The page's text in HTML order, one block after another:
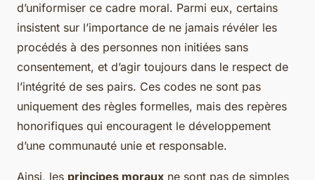
d’uniformiser ce cadre moral. Parmi eux, certains
insistent sur l’importance de ne jamais révéler les
procédés à des personnes non initiées sans
consentement, et d’agir toujours dans le respect de
l’intégrité de ses pairs. Ces codes ne sont pas
uniquement des règles formelles, mais des repères
honorifiques qui encouragent le développement
d’une communauté unie et responsable.
Ainsi, les principes moraux ne sont pas de simples